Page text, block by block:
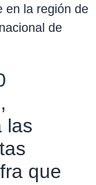
en la región de
de
las
que